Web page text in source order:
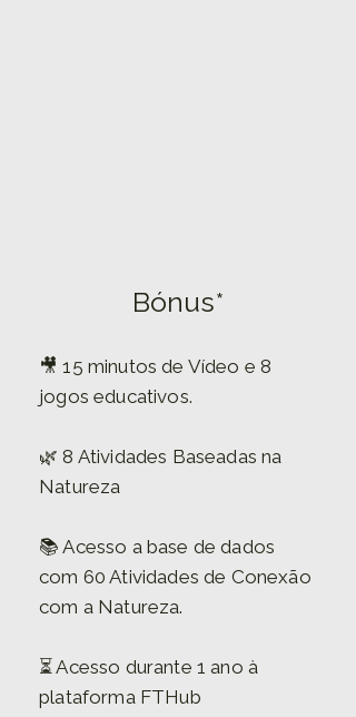
Bónus*
🎥 15 minutos de Vídeo e 8
jogos educativos.
🌿 8 Atividades Baseadas na
Natureza
📚 Acesso a base de dados
com 60 Atividades de Conexão
com a Natureza.
​⏳ Acesso durante 1 ano à
plataforma FTHub